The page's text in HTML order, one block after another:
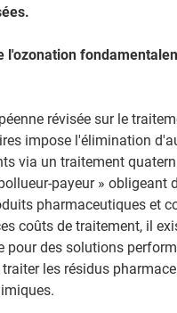
l'ozonation
révisée sur le
impose l'élimination
via un traitement
payeur » obligeant
pharmaceutiques et
coûts de traitement, il
pour des solutions
les résidus